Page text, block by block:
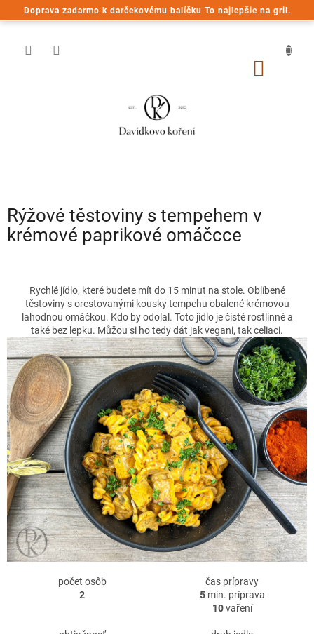
Doprava zadarmo k darčekovému balíčku To najlepšie na gril.
Prejsť
na
Rýžové těstoviny s tempehem v
krémové paprikové omáčcce
Rychlé jídlo, které budete mít do 15 minut na stole. Oblíbené
těstoviny s orestovanými kousky tempehu obalené krémovou
lahodnou omáčkou. Kdo by odolal. Toto jídlo je čistě rostlinné a
také bez lepku. Můžou si ho tedy dát jak vegani, tak celiaci.
počet osôb
2
čas prípravy
5min. príprava
10vaření